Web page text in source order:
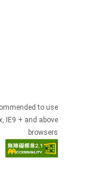
to use
IE9 + and above
browsers